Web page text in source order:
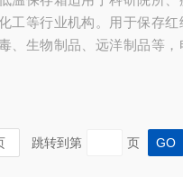
防止样本受到污染和交叉感
工等行业机构。用于保存红
、生物制品、远洋制品等
示，立式报警查看导出，
护‌：‌温度监控‌：每日至少记
跳转到第 页